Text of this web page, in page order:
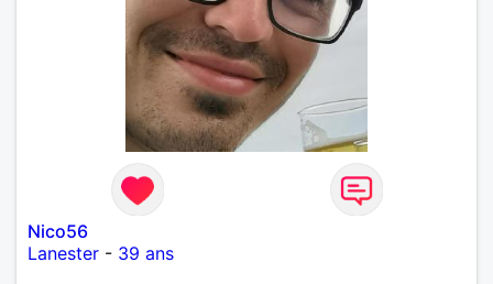
Nico56
Lanester - 39 ans